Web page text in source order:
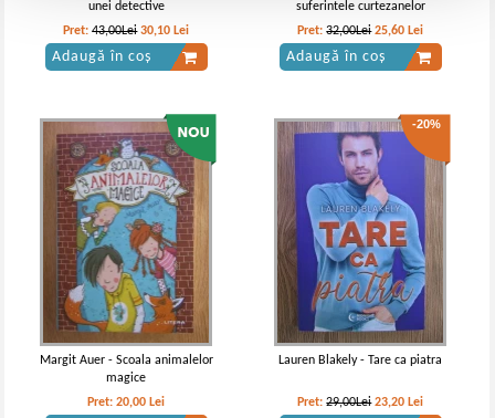
unei detective
Pret:43,00Lei 30,10 Lei
Adaugă în coș
suferintele curtezanelor
Pret:32,00Lei 25,60 Lei
Adaugă în coș
Margit Auer - Scoala animalelor
magice
Pret:20,00 Lei
-20%
Lauren Blakely - Tare ca piatra
Pret:29,00Lei 23,20 Lei